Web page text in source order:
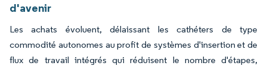
d'avenir
Les achats évoluent, délaissant les cathéters de type
commodité autonomes au profit de systèmes d'insertion et de
flux de travail intégrés qui réduisent le nombre d'étapes,